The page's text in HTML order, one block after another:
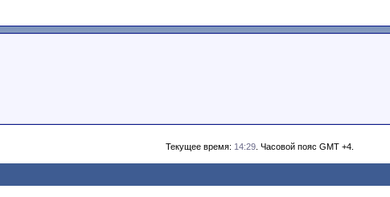
Текущее время: 14:29 . Часовой пояс GMT +4.